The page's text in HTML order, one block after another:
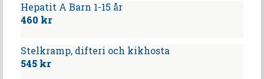
Hepatit A Barn 1-15 år
460 kr
Stelkramp, difteri och kikhosta
545 kr